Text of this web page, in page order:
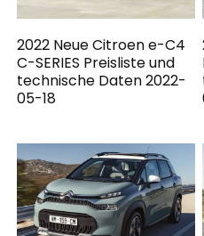
2022 Neue Citroen e-C4
C-SERIES Preisliste und
technische Daten 2022-
05-18